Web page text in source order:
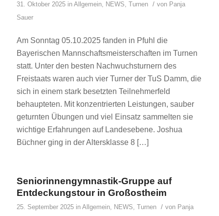
31. Oktober 2025 in Allgemein, NEWS Turnen / von Panja
Sauer
Am Sonntag 05.10.2025 fanden in Pfuhl die
Bayerischen Mannschaftsmeisterschaften im Turnen
statt. Unter den besten Nachwuchsturnern des
Freistaats waren auch vier Turner der TuS Damm, die
sich in einem stark besetzten Teilnehmerfeld
behaupteten. Mit konzentrierten Leistungen, sauber
geturnten Übungen und viel Einsatz sammelten sie
wichtige Erfahrungen auf Landesebene. Joshua
Büchner ging in der Altersklasse 8 […]
Seniorinnengymnastik-Gruppe auf
Entdeckungstour in Großostheim
25. September 2025 in Allgemein, NEWS, Turnen / von Panja